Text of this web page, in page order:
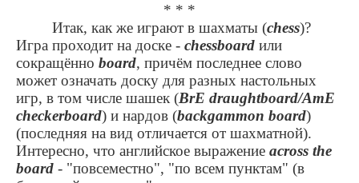
* * *
Итак, как же играют в шахматы (chess)?
Игра проходит на доске - chessboard или
сокращённо board, причём последнее слово
может означать доску для разных настольных
игр, в том числе шашек (BrE draughtboard/AmE
checkerboard) и нардов (backgammon board)
(последняя на вид отличается от шахматной).
Интересно, что английское выражение across the
board - "повсеместно", "по всем пунктам" (в